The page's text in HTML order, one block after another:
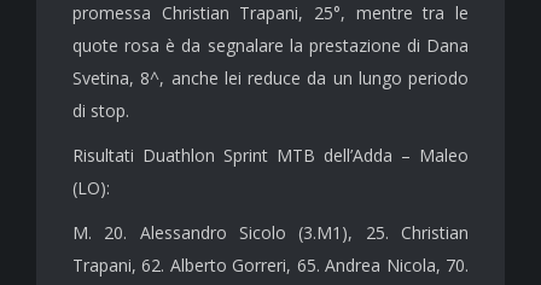
promessa Christian Trapani, 25°, mentre tra le
quote rosa è da segnalare la prestazione di Dana
Svetina, 8^, anche lei reduce da un lungo periodo
di stop.
Risultati Duathlon Sprint MTB dell’Adda – Maleo
(LO):
M. 20. Alessandro Sicolo (3.M1), 25. Christian
Trapani, 62. Alberto Gorreri, 65. Andrea Nicola, 70.